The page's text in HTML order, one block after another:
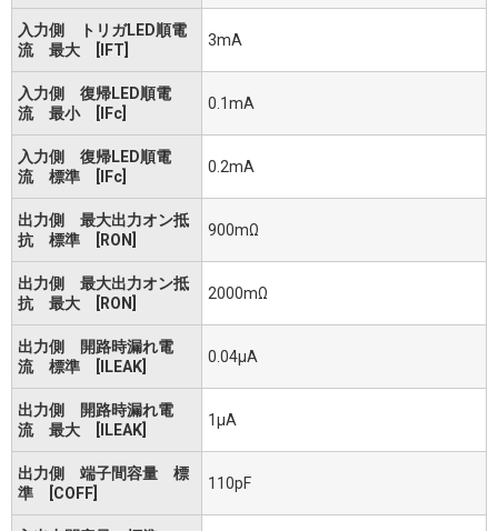
入力側 トリガLED順電
流 最大 [IFT]
3mA
入力側 復帰LED順電
流 最小 [IFc]
0.1mA
入力側 復帰LED順電
流 標準 [IFc]
0.2mA
出力側 最大出力オン抵
抗 標準 [RON]
900mΩ
出力側 最大出力オン抵
抗 最大 [RON]
2000mΩ
出力側 開路時漏れ電
流 標準 [ILEAK]
0.04μA
出力側 開路時漏れ電
流 最大 [ILEAK]
1μA
出力側 端子間容量 標
準 [COFF]
110pF